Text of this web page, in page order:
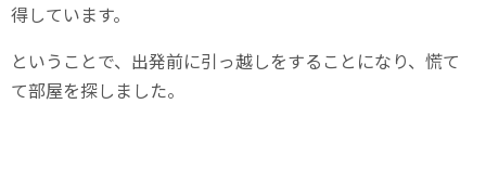
得しています。
ということで、出発前に引っ越しをすることになり、慌て
て部屋を探しました。